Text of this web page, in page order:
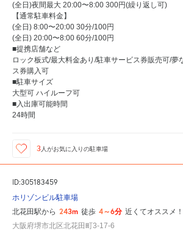
(全日)夜間最大 20:00〜8:00 300円(繰り返し可)
【通常駐車料金】
(全日) 8:00〜20:00 30分/100円
(全日) 20:00〜8:00 60分/100円
■提携店舗など
ロック板式/最大料金あり/駐車サービス券販売可/夢
ス券購入可
■駐車サイズ
大型可 ハイルーフ可
■入出庫可能時間
24時間
3人がお気に入りの駐車場
ID:305183459
ホリゾンビル駐車場
北花田駅から 243m 徒歩 4～6分 近くてオススメ！
大阪府堺市北区北花田町3-17-6